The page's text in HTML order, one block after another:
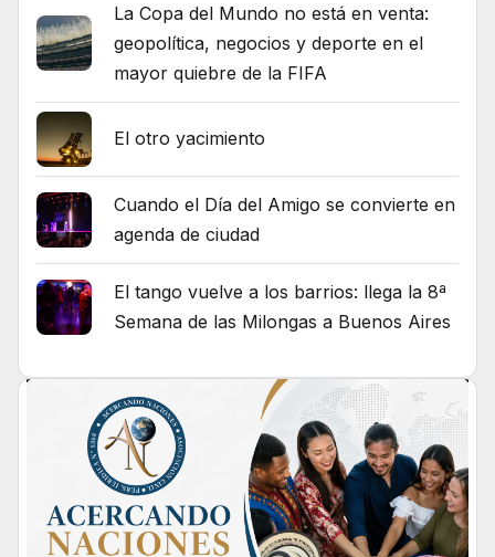
La Copa del Mundo no está en venta:
geopolítica, negocios y deporte en el
mayor quiebre de la FIFA
El otro yacimiento
Cuando el Día del Amigo se convierte en
agenda de ciudad
El tango vuelve a los barrios: llega la 8ª
Semana de las Milongas a Buenos Aires